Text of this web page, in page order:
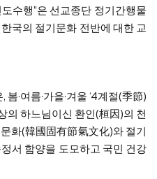
수행”은 선교종단 정기간행물
국의 절기문화 전반에 대한 교
·여름·가을·겨울 ‘4계절(季節)
의 하느님이신 환인(桓因)의 천
화(韓國固有節氣文化)와 절기
서 함양을 도모하고 국민 건강